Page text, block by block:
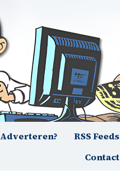
Adverteren?
RSS Feeds
Contact